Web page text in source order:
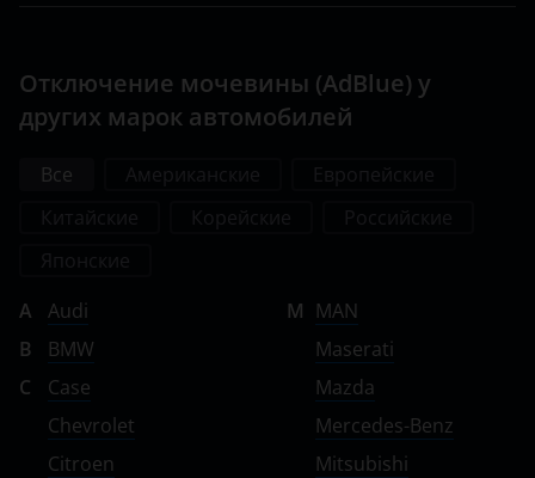
Отключение мочевины (AdBlue) у
других марок автомобилей
Все
A
Audi
B
BMW
C
Case
Chevrolet
Citroen
M MAN
Maserati
Mazda
Mercedes-Benz
Mitsubishi